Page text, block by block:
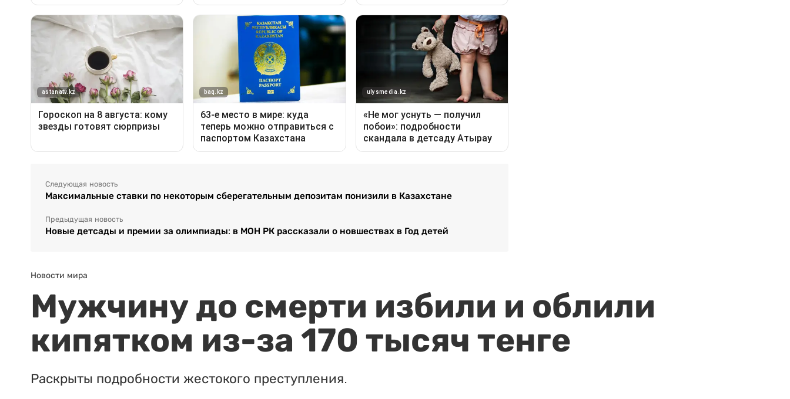
Следующая новость
Максимальные ставки по некоторым сберегательным депозитам понизили в Казахстане
Предыдущая новость
Новые детсады и премии за олимпиады: в МОН РК рассказали о новшествах в Год детей
Новости мира
Мужчину до смерти избили и облили
кипятком из-за 170 тысяч тенге
Раскрыты подробности жестокого преступления.